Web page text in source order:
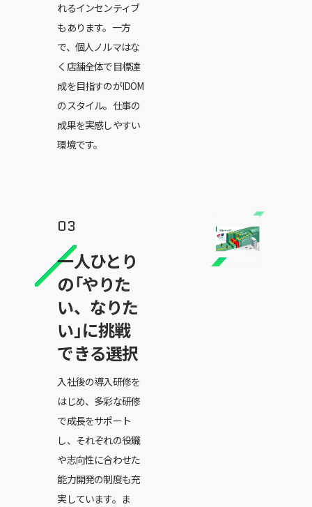
れるインセンティブ
もあります。一方
で、個人ノルマはな
く店舗全体で目標達
成を目指すのがIDOM
のスタイル。仕事の
成果を実感しやすい
環境です。
一人ひとり
の「やりた
い、なりた
い」に挑戦
できる選択
入社後の導入研修を
はじめ、多彩な研修
で成長をサポート
し、それぞれの役職
や志向性に合わせた
能力開発の制度も充
実しています。ま